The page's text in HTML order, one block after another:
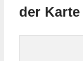
der Karte